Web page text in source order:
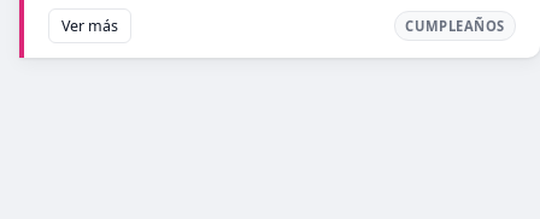
Ver más CUMPLEAÑOS